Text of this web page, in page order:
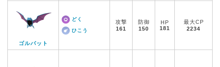
ゴルバット
どく
ひこう
攻撃
161
防御
150
HP
181
最大CP
2234